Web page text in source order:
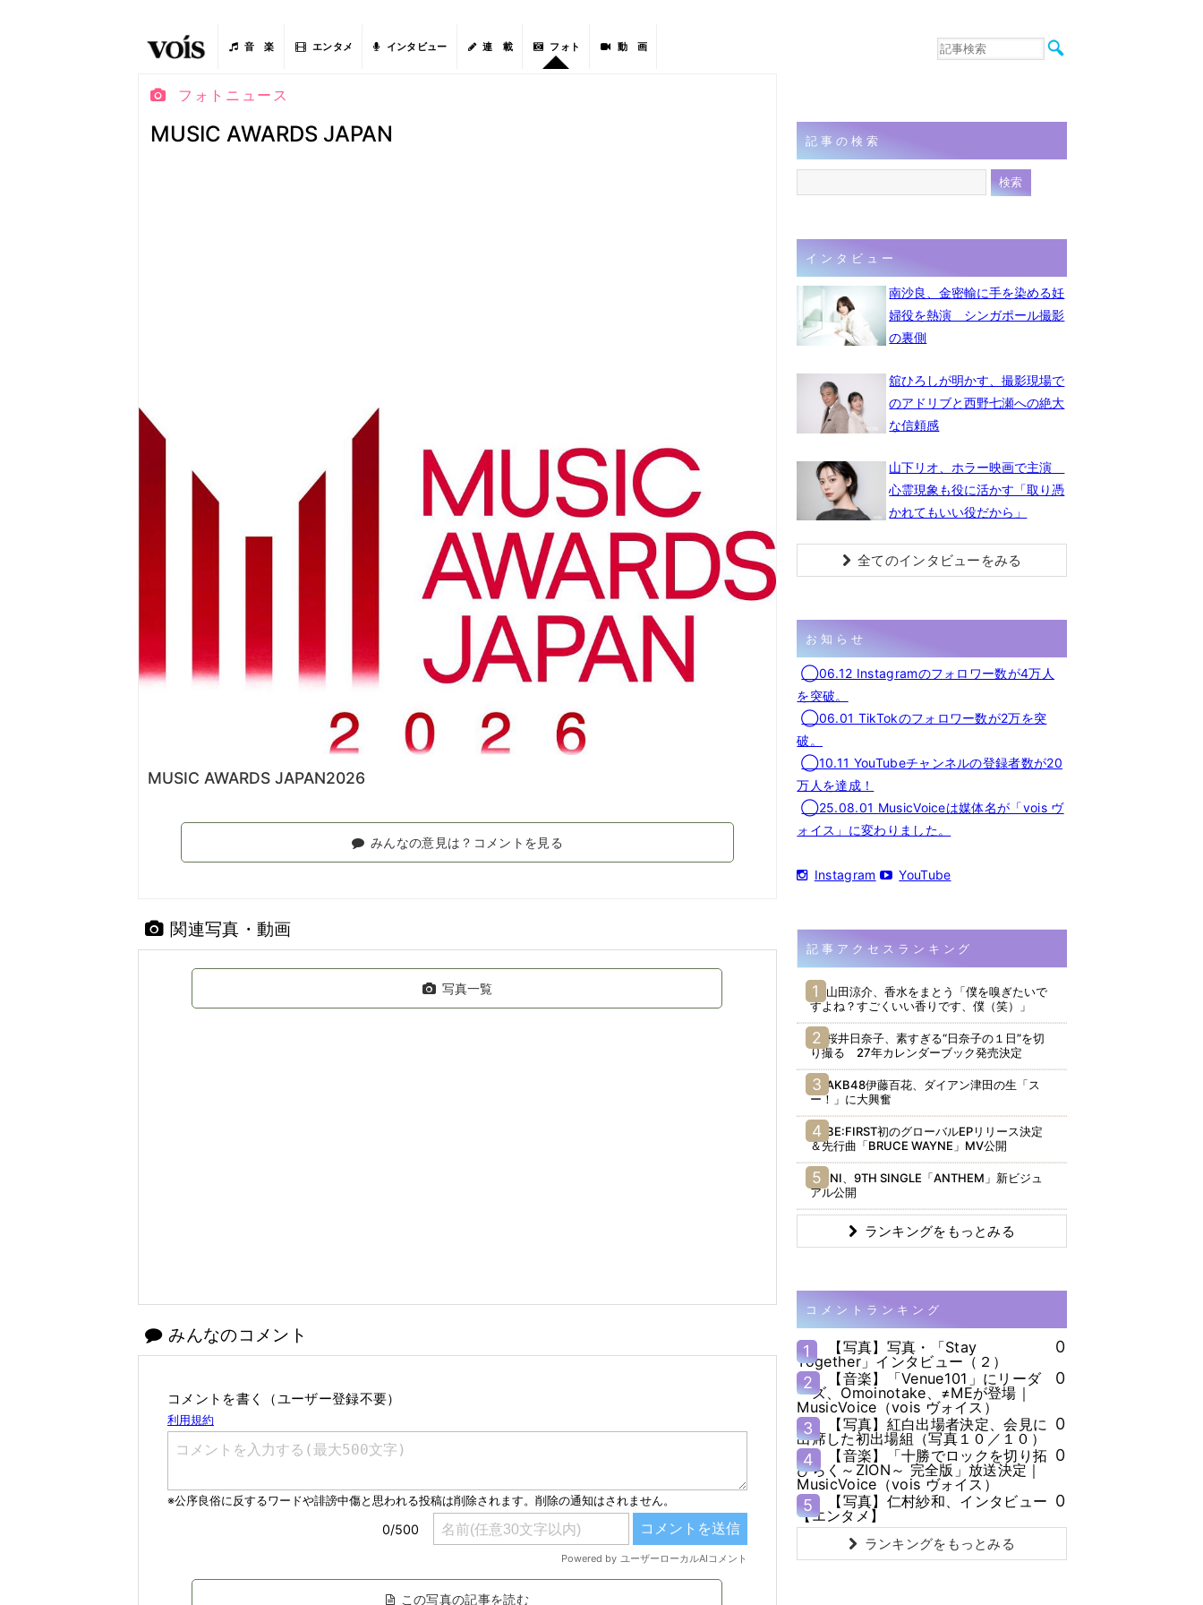
音 楽 エンタメ インタビュー 連 載 フォト 動 画
音楽
連載
フォト
フォトニュース
MUSIC AWARDS JAPAN
MUSIC AWARDS JAPAN2026
みんなの意見は？コメントを見る
関連写真・動画
写真一覧
みんなのコメント
コメントを書く（ユーザー登録不要）
この写真の記事を読む
記事の検索
インタビュー
南沙良、金密輸に手を染める妊
婦役を熱演 シンガポール撮影
の裏側
舘ひろしが明かす、撮影現場で
のアドリブと西野七瀬への絶大
な信頼感
山下リオ、ホラー映画で主演
心霊現象も役に活かす「取り憑
かれてもいい役だから」
全てのインタビューをみる
お知らせ
◯06.12 Instagramのフォロワー数が4万人
を突破。
◯06.01 TikTokのフォロワー数が2万を突
破。
◯10.11 YouTubeチャンネルの登録者数が20
万人を達成！
◯25.08.01 MusicVoiceは媒体名が「vois ヴ
ォイス」に変わりました。
Instagram YouTube
記事アクセスランキング
山田涼介、香水をまとう「僕を嗅ぎたいで
すよね？すごくいい香りです、僕（笑）」
桜井日奈子、素すぎる“日奈子の１日”を切
り撮る 27年カレンダーブック発売決定
AKB48伊藤百花、ダイアン津田の生「ス
ー！」に大興奮
BE:FIRST初のグローバルEPリリース決定
＆先行曲「BRUCE WAYNE」MV公開
INI、9TH SINGLE「ANTHEM」新ビジュ
アル公開
ランキングをもっとみる
コメントランキング
1
【写真】写真・「Stay
Together」インタビュー（２）
0
2
【音楽】「Venue101」にリーダ
ーズ、Omoinotake、≠MEが登場｜
MusicVoice（vois ヴォイス）
0
3
【写真】紅白出場者決定、会見に
出席した初出場組（写真１０／１０）
0
4
【音楽】「十勝でロックを切り拓
ひらく～ZION～ 完全版」放送決定｜
MusicVoice（vois ヴォイス）
0
5
【写真】仁村紗和、インタビュー
【エンタメ】
0
ランキングをもっとみる